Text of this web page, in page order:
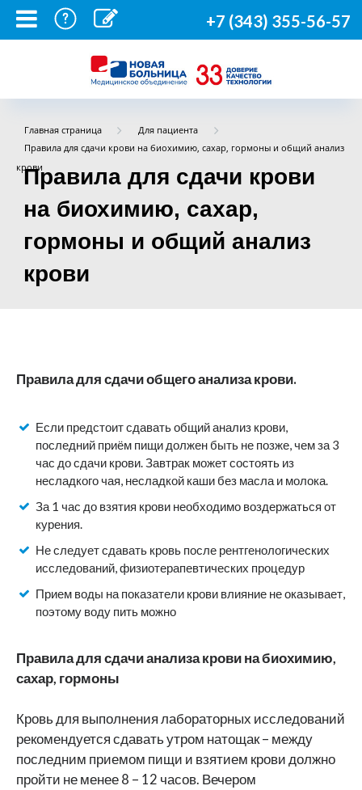
+7 (343) 355-56-57
Главная страница
Для пациента
Правила для сдачи крови на биохимию, сахар, гормоны и общий анализ
крови
Правила для сдачи крови
на биохимию, сахар,
гормоны и общий анализ
крови
Правила для сдачи общего анализа крови.
Если предстоит сдавать общий анализ крови,
последний приём пищи должен быть не позже, чем за 3
час до сдачи крови. Завтрак может состоять из
несладкого чая, несладкой каши без масла и молока.
За 1 час до взятия крови необходимо воздержаться от
курения.
Не следует сдавать кровь после рентгенологических
исследований, физиотерапевтических процедур
Прием воды на показатели крови влияние не оказывает,
поэтому воду пить можно
Правила для сдачи анализа крови на биохимию,
сахар, гормоны
Кровь для выполнения лабораторных исследований
рекомендуется сдавать утром натощак – между
последним приемом пищи и взятием крови должно
пройти не менее 8 – 12 часов. Вечером